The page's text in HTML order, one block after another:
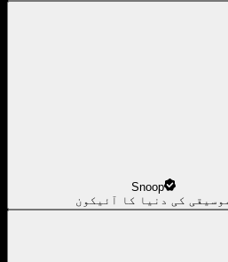
Snoop
موسیقی کی دنیا کا آئیکون